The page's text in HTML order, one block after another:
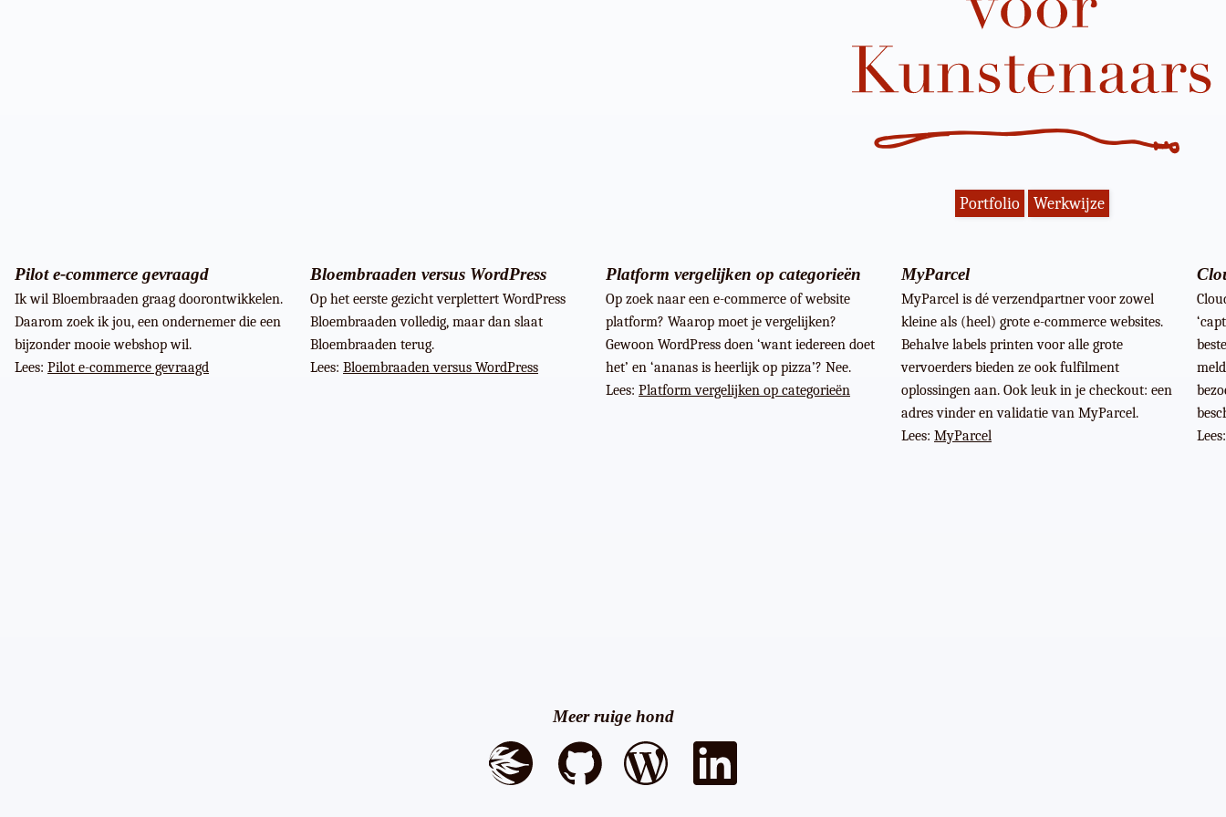
Portfolio Werkwijze
Pilot e-commerce gevraagd
Ik wil Bloembraaden graag doorontwikkelen.
Daarom zoek ik jou, een ondernemer die een
bijzonder mooie webshop wil.
Lees: Pilot e-commerce gevraagd
Bloembraaden versus WordPress
Op het eerste gezicht verplettert WordPress
Bloembraaden volledig, maar dan slaat
Bloembraaden terug.
Lees: Bloembraaden versus WordPress
Platform vergelijken op categorieën
Op zoek naar een e-commerce of website
platform? Waarop moet je vergelijken?
Gewoon WordPress doen ‘want iedereen doet
het’ en ‘ananas is heerlijk op pizza’? Nee.
Lees: Platform vergelijken op categorieën
MyParcel
MyParcel is dé verzendpartner voor zowel
kleine als (heel) grote e-commerce websites.
Behalve labels printen voor alle grote
vervoerders bieden ze ook fulfilment
oplossingen aan. Ook leuk in je checkout: een
adres vinder en validatie van MyParcel.
Lees: MyParcel
Meer ruige hond